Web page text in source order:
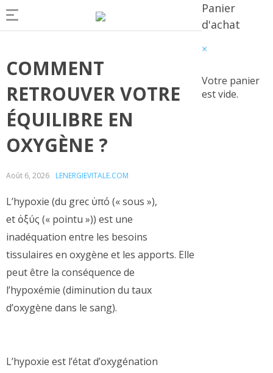
COMMENT
RETROUVER VOTRE
ÉQUILIBRE EN
OXYGÈNE ?
Août 6, 2026 LENERGIEVITALE.COM
L’hypoxie (du grec ὑπό (« sous »),
et ὀξύς (« pointu »)) est une
inadéquation entre les besoins
tissulaires en oxygène et les apports. Elle
peut être la conséquence de
l’hypoxémie (diminution du taux
d’oxygène dans le sang).
L’hypoxie est l’état d’oxygénation
Panier
d'achat
×
Votre panier
est vide.